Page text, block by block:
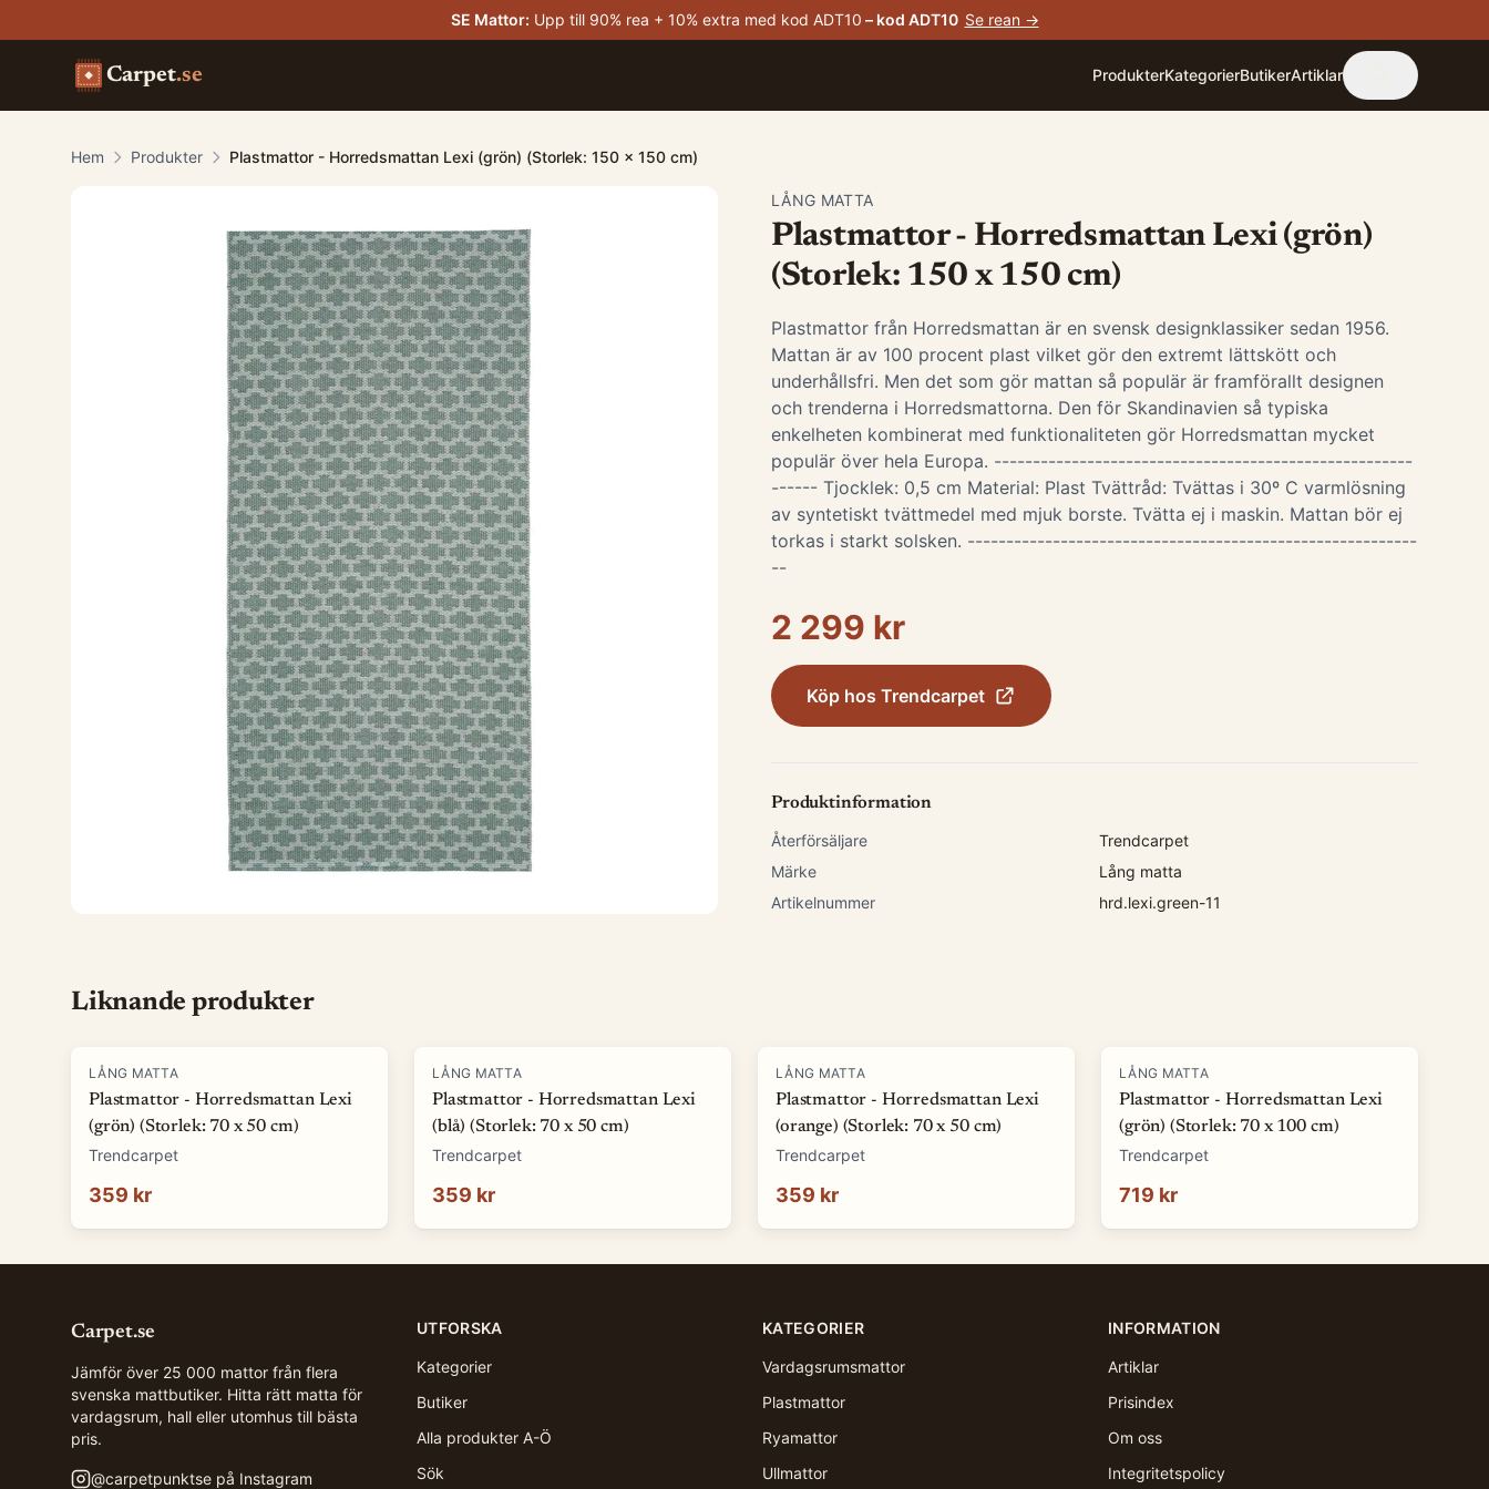
SE Mattor: Upp till 90% rea + 10% extra med kod ADT10 – kod ADT10 Se rean →
Carpet.se ProdukterKategorierButikerArtiklar
Hem Produkter Plastmattor - Horredsmattan Lexi (grön) (Storlek: 150 x 150 cm)
LÅNG MATTA
Plastmattor - Horredsmattan Lexi (grön)
(Storlek: 150 x 150 cm)
Plastmattor från Horredsmattan är en svensk designklassiker sedan 1956.
Mattan är av 100 procent plast vilket gör den extremt lättskött och
underhållsfri. Men det som gör mattan så populär är framförallt designen
och trenderna i Horredsmattorna. Den för Skandinavien så typiska
enkelheten kombinerat med funktionaliteten gör Horredsmattan mycket
populär över hela Europa. ------------------------------------------------------
------ Tjocklek: 0,5 cm Material: Plast Tvättråd: Tvättas i 30º C varmlösning
av syntetiskt tvättmedel med mjuk borste. Tvätta ej i maskin. Mattan bör ej
torkas i starkt solsken. ----------------------------------------------------------
--
2 299 kr
Köp hos Trendcarpet
Produktinformation
Återförsäljare
Trendcarpet
Märke
Lång matta
Artikelnummer
hrd.lexi.green-11
Liknande produkter
LÅNG MATTA
Plastmattor - Horredsmattan Lexi
(grön) (Storlek: 70 x 50 cm)
Trendcarpet
359 kr
LÅNG MATTA
Plastmattor - Horredsmattan Lexi
(blå) (Storlek: 70 x 50 cm)
Trendcarpet
359 kr
LÅNG MATTA
Plastmattor - Horredsmattan Lexi
(orange) (Storlek: 70 x 50 cm)
Trendcarpet
359 kr
LÅNG MATTA
Plastmattor - Horredsmattan Lexi
(grön) (Storlek: 70 x 100 cm)
Trendcarpet
719 kr
Carpet.se
Jämför över 25 000 mattor från flera
svenska mattbutiker. Hitta rätt matta för
vardagsrum, hall eller utomhus till bästa
pris.
@carpetpunktse på Instagram
UTFORSKA
Kategorier
Butiker
Alla produkter A-Ö
Sök
KATEGORIER
Vardagsrumsmattor
Plastmattor
Ryamattor
Ullmattor
INFORMATION
Artiklar
Prisindex
Om oss
Integritetspolicy